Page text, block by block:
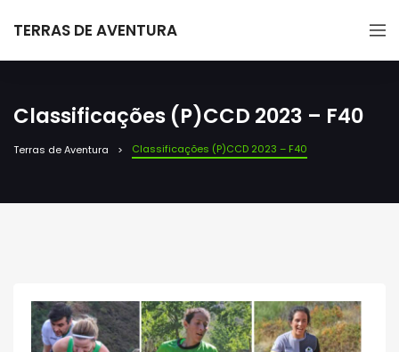
TERRAS DE AVENTURA
Classificações (P)CCD 2023 – F40
Terras de Aventura Classificações (P)CCD 2023 – F40